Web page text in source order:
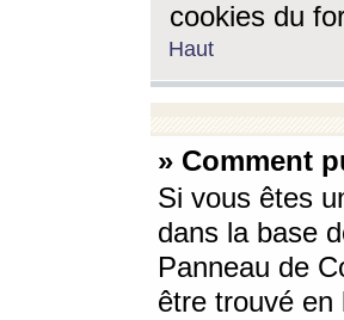
cookies du
Haut
» Comment
Si vous êtes
dans la base
Panneau de
être trouvé en